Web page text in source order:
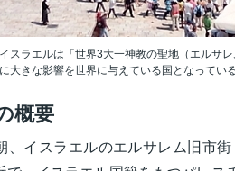
スラエルは「世界3大一神教の聖地（エルサ
大きな影響を世界に与えている国となってい
概要
、イスラエルのエルサレム旧市